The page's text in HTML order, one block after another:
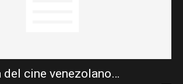
del cine venezolano…